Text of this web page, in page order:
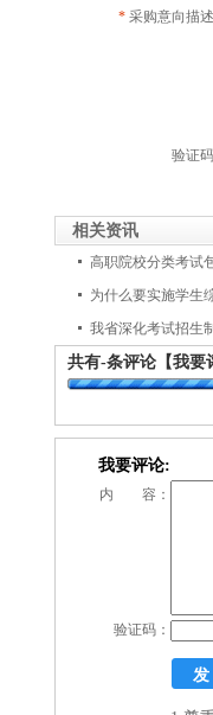
* 采购意向描述
验证码
相关资讯
高职院校分类考试
为什么要实施学生
我省深化考试招生
共有-条评论 【我要
我要评论:
内 容：
验证码：